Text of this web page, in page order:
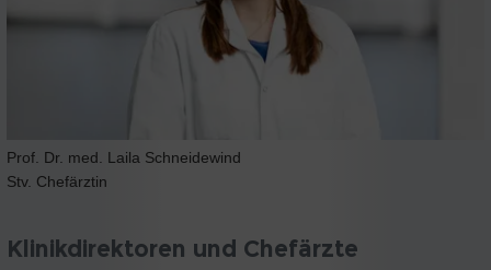
Prof. Dr. med. Laila Schneidewind
Stv. Chefärztin
Klinikdirektoren und Chefärzte